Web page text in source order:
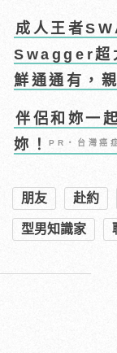
成人王者
Swagger超
鮮通通有，
伴侶和妳一
妳！PR・台灣癌
朋友 赴約
型男知識家